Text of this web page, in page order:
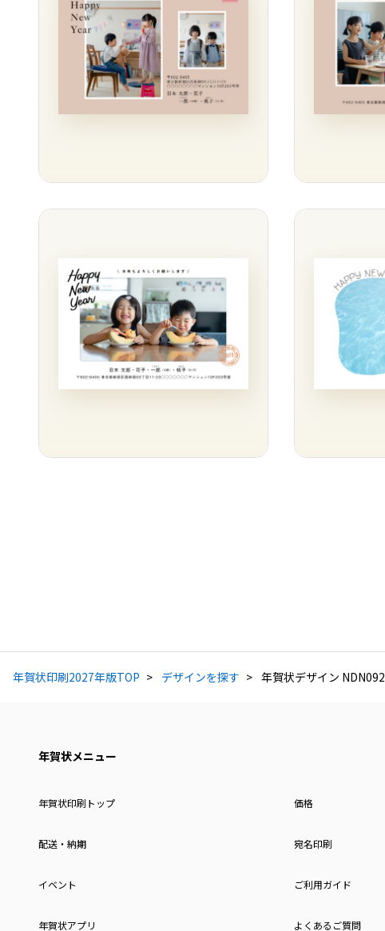
年賀状印刷2027年版TOP デザインを探す 年賀状デザイン NDN092
年賀状メニュー
年賀状印刷トップ 価格
配送・納期 宛名印刷
イベント ご利用ガイド
年賀状アプリ よくあるご質問